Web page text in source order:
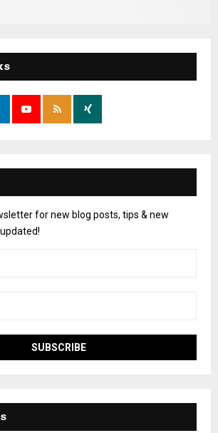
for new blog posts, tips & new